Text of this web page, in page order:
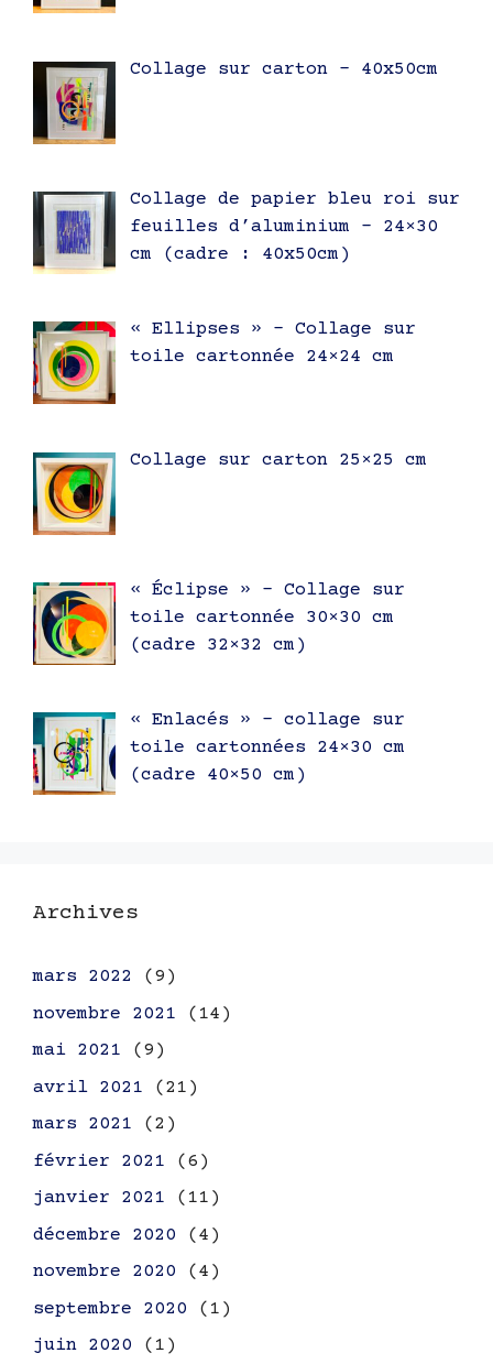
Collage sur carton – 40x50cm
Collage de papier bleu roi sur
feuilles d’aluminium – 24×30
cm (cadre : 40x50cm)
« Ellipses » – Collage sur
toile cartonnée 24×24 cm
Collage sur carton 25×25 cm
« Éclipse » – Collage sur
toile cartonnée 30×30 cm
(cadre 32×32 cm)
« Enlacés » – collage sur
toile cartonnées 24×30 cm
(cadre 40×50 cm)
Archives
mars 2022
(9)
novembre 2021 (14)
mai 2021 (9)
avril 2021 (21)
mars 2021 (2)
février 2021 (6)
janvier 2021 (11)
décembre 2020 (4)
novembre 2020 (4)
septembre 2020 (1)
juin 2020 (1)